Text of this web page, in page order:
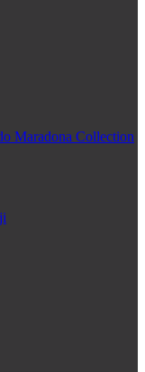
Maradona Collection